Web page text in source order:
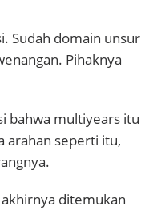
Sudah domain unsur
Pihaknya
bahwa multiyears itu
arahan seperti itu,
ditemukan